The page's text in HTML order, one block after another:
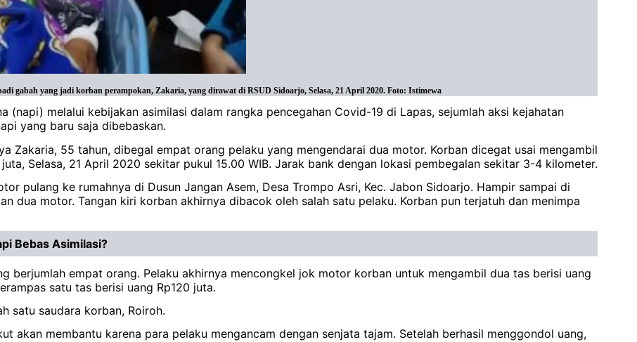
gabah yang jadi korban perampokan, Zakaria, yang dirawat di RSUD Sidoarjo, Selasa, 21 April 2020. Foto: Istimewa
(napi) melalui kebijakan asimilasi dalam rangka pencegahan Covid-19 di Lapas, sejumlah aksi kejahatan
yang baru saja dibebaskan.
Zakaria, 55 tahun, dibegal empat orang pelaku yang mengendarai dua motor. Korban dicegat usai mengambil
Selasa, 21 April 2020 sekitar pukul 15.00 WIB. Jarak bank dengan lokasi pembegalan sekitar 3-4 kilometer.
pulang ke rumahnya di Dusun Jangan Asem, Desa Trompo Asri, Kec. Jabon Sidoarjo. Hampir sampai di
dua motor. Tangan kiri korban akhirnya dibacok oleh salah satu pelaku. Korban pun terjatuh dan menimpa
Bebas Asimilasi?
berjumlah empat orang. Pelaku akhirnya mencongkel jok motor korban untuk mengambil dua tas berisi uang
satu tas berisi uang Rp120 juta.
satu saudara korban, Roiroh.
akan membantu karena para pelaku mengancam dengan senjata tajam. Setelah berhasil menggondol uang,